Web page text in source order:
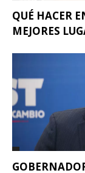
QUÉ HACER
MEJORES